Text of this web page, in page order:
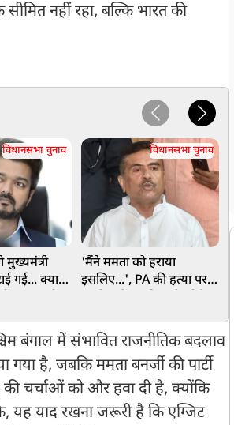
नहीं रहा, बल्कि भारत की
विधानसभा चुनाव
मुख्यमंत्री
गई... क्या
विधानसभा चुनाव
'मैंने ममता को हराया
इसलिए...', PA की हत्या पर
बंगाल में संभावित राजनीतिक बदलाव
है, जबकि ममता बनर्जी की पार्टी
चर्चाओं को और हवा दी है, क्योंकि
यह याद रखना जरूरी है कि एग्जिट